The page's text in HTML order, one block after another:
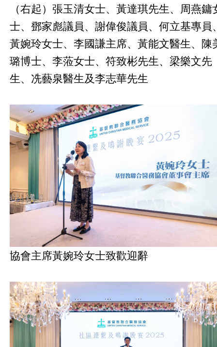
（右起）張玉清女士、黃達琪先生、周燕鏞
士、鄧家彪議員、謝偉俊議員、何立基專員
黃婉玲女士、李國謙主席、黃能文醫生、陳
璐博士、李蒞女士、符致彬先生、梁樂文先
生、冼藝泉醫生及李志華先生
協會主席黃婉玲女士致歡迎辭